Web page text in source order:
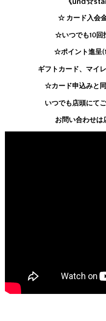
☆ カード入会
☆いつでも10回
☆ポイント進呈
ギフトカード、マイ
☆カード申込みと
いつでも店頭にて
お問い合わせは